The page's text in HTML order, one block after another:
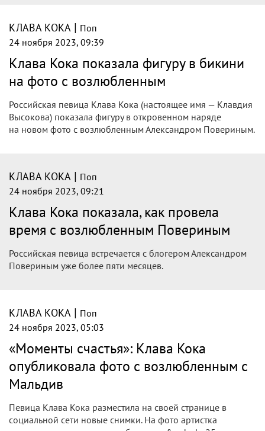
Голый торс и эротическое бикини:
Счастливая Клава Кока публикует
откровенный контент с женихом-
блогером
Клава Кока пять месяцев встречается с Александром
Повериным. Певица решила показать в очередной раз,
КЛАВА КОКА |
24 ноября 2023, 11:20
Моменты счастья: Клава Кока отметила
пять месяцев отношений с крымским
бойфрендом
романом известной певицы Клавы Коки и ее бойфренда
из Крыма Александра Поверина. Свою любовь артистка
нашла на проекте «Сердце Клавы» в эфире телеканала
«Пятница!». Надо сказать...
КЛАВА КОКА
24 ноября 2023, 09:39